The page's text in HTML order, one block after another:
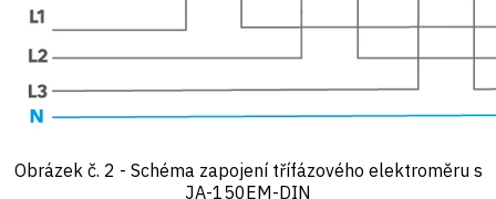
Obrázek č. 2 - Schéma zapojení třífázového elektroměru s
JA-150EM-DIN